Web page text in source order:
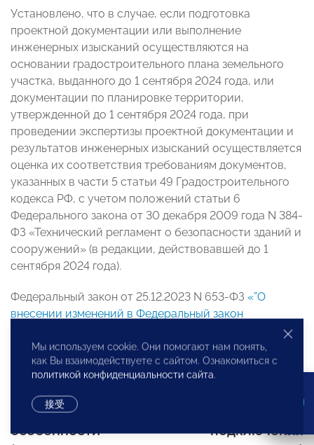
Установлено, что в случае, если подготовка
проектной документации или выполнение
инженерных изысканий осуществляются на
основании градостроительного плана земельного
участка, выданного до 1 сентября 2024 года, или
документации по планировке территории,
утвержденной до 1 сентября 2024 года, при
проведении экспертизы проектной документации и
результатов инженерных изысканий осуществляется
оценка их соответствия требованиям документов,
указанных в части 5 статьи 49 Градостроительного
кодекса РФ, с учетом положений статьи 6
Федерального закона от 30 декабря 2009 года N 384-
ФЗ «Технический регламент о безопасности зданий и
сооружений» (в редакции, действовавшей до 1
сентября 2024 года).
Федеральный закон от 25.12.2023 N 653-ФЗ «”О
внесении изменений в Федеральный закон
сооружений” и отдельные законодательные акты
Российской Федерации»
До 1 июля 2024 года продлены
особенности подключения
Мы используем cookie. Они помогают нам понять,
как Вы взаимодействуете с сайтом. Ознакомиться с
политикой конфиденциальности сайта.
接受